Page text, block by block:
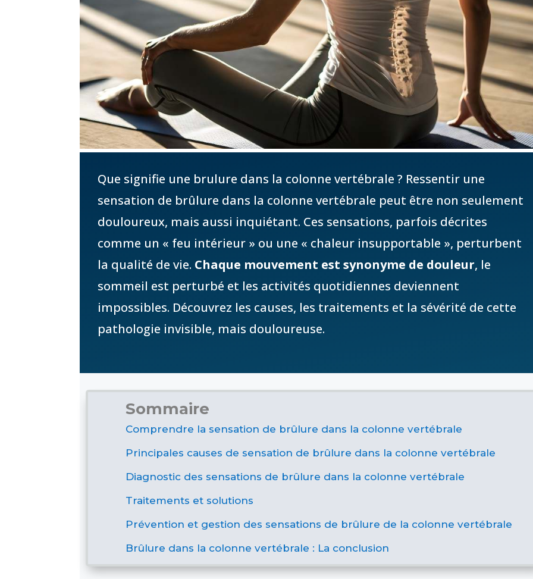
Que signifie une brulure dans la colonne vertébrale ? Ressentir une
sensation de brûlure dans la colonne vertébrale peut être non seulement
douloureux, mais aussi inquiétant. Ces sensations, parfois décrites
comme un « feu intérieur » ou une « chaleur insupportable », perturbent
la qualité de vie. Chaque mouvement est synonyme de douleur, le
sommeil est perturbé et les activités quotidiennes deviennent
impossibles. Découvrez les causes, les traitements et la sévérité de cette
pathologie invisible, mais douloureuse.
Sommaire
Comprendre la sensation de brûlure dans la colonne vertébrale
Principales causes de sensation de brûlure dans la colonne vertébrale
Diagnostic des sensations de brûlure dans la colonne vertébrale
Traitements et solutions
Prévention et gestion des sensations de brûlure de la colonne vertébrale
Brûlure dans la colonne vertébrale : La conclusion